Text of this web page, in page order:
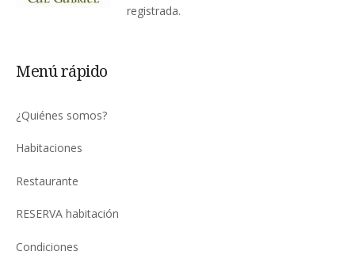
registrada.
Menú rápido
¿Quiénes somos?
Habitaciones
Restaurante
RESERVA habitación
Condiciones